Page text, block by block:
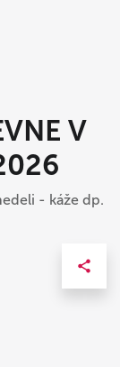
V
- káže dp.